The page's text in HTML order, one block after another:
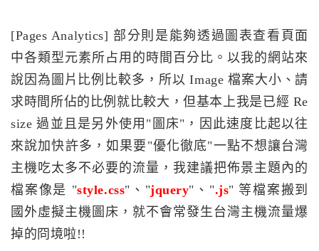
[Pages Analytics] 部分則是能夠透過圖表查看頁面
中各類型元素所占用的時間百分比。以我的網站來
說因為圖片比例比較多，所以 Image 檔案大小、請
求時間所佔的比例就比較大，但基本上我是已經 Re
size 過並且是另外使用"圖床"，因此速度比起以往
來說加快許多，如果要"優化徹底"一點不想讓台灣
主機吃太多不必要的流量，我建議把佈景主題內的
檔案像是 "style.css"、"jquery"、".js" 等檔案搬到
國外虛擬主機圖床，就不會常發生台灣主機流量爆
掉的冏境啦!!